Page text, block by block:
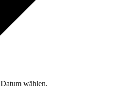
Datum wählen.